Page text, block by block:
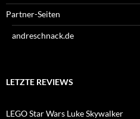
Partner-Seiten
andreschnack.de
LETZTE REVIEWS
LEGO Star Wars Luke Skywalker